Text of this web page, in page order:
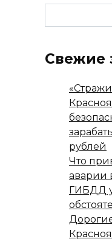
Свежие
рублей
Что
аварии
ГИБДД